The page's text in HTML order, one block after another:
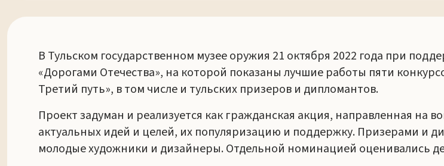
В Тульском государственном музее оружия 21 октября 2022 года при
«Дорогами Отечества», на которой показаны лучшие работы пяти
Третий путь», в том числе и тульских призеров и дипломантов.
Проект задуман и реализуется как гражданская акция, направленная на
актуальных идей и целей, их популяризацию и поддержку. Призерами и
молодые художники и дизайнеры. Отдельной номинацией оценивались